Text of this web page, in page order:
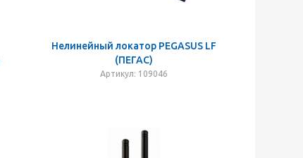
Нелинейный локатор PEGASUS LF
(ПЕГАС)
Артикул: 109046